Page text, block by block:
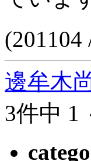
邊牟木
3件中 1